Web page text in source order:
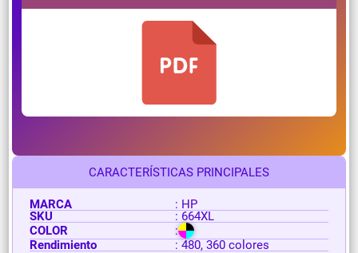
CARACTERÍSTICAS PRINCIPALES
MARCA
: HP
SKU
: 664XL
COLOR
:
Rendimiento
: 480, 360 colores